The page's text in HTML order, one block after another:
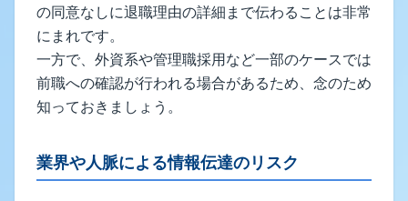
の同意なしに退職理由の詳細まで伝わることは非常
にまれです。
一方で、外資系や管理職採用など一部のケースでは
前職への確認が行われる場合があるため、念のため
知っておきましょう。
業界や人脈による情報伝達のリスク